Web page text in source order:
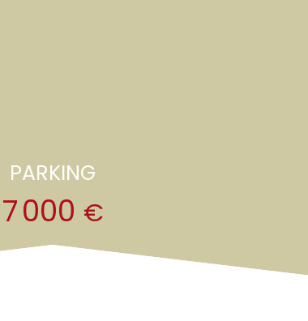
PARKING
7 000 €